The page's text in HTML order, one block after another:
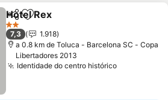
PartilharAdicionar aos favoritos
Hotel Rex
2 Estrelas
7,3
1.918
a 0.8 km de Toluca - Barcelona SC - Copa
Libertadores 2013
Identidade do centro históricoVer preços